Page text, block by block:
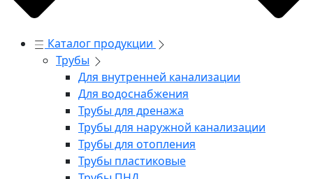
Каталог продукции
Трубы
Для внутренней канализации
Для водоснабжения
Трубы для дренажа
Трубы для наружной канализации
Трубы для отопления
Трубы пластиковые